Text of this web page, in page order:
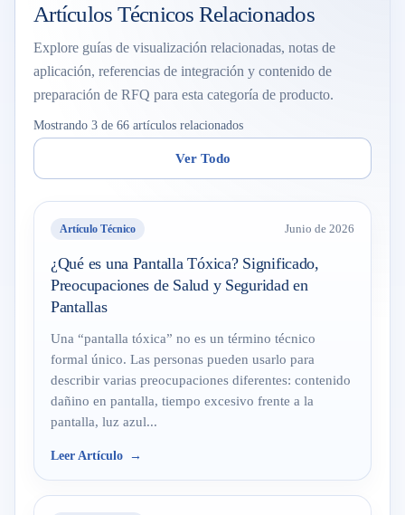
Artículos Técnicos Relacionados
Explore guías de visualización relacionadas, notas de
aplicación, referencias de integración y contenido de
preparación de RFQ para esta categoría de producto.
Mostrando 3 de 66 artículos relacionados
Ver Todo
Artículo Técnico Junio de 2026
¿Qué es una Pantalla Tóxica? Significado,
Preocupaciones de Salud y Seguridad en
Pantallas
Una “pantalla tóxica” no es un término técnico
formal único. Las personas pueden usarlo para
describir varias preocupaciones diferentes: contenido
dañino en pantalla, tiempo excesivo frente a la
pantalla, luz azul...
Leer Artículo